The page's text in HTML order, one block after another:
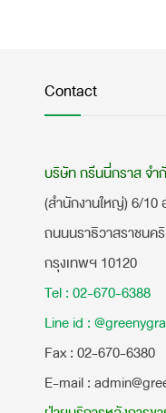
Contact
บริษัท กรีนนี่กราส จำ
(สำนักงานใหญ่) 6/
ถนนนราธิวาสราชนค
กรุงเทพฯ 10120
Tel : 02-670-6388
Line id :
​Fax : 02-670-6380
E-mail :